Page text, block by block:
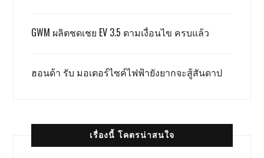
GWM ผลิตชดเชย EV 3.5 ตามเงื่อนไข ครบแล้ว
ฮอนด้า รับ มอเตอร์ไซค์ไฟฟ้ายังยากจะสู้สันดาป
เรื่องนี้ โคตรน่าสนใจ